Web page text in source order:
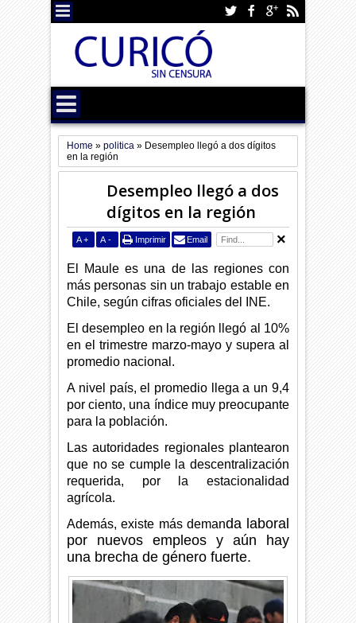
Home »politica » Desempleo llegó a dos dígitos
en la región
Desempleo llegó a dos
dígitos en la región
A + A - Imprimir Email
El Maule es una de las regiones con
más personas sin un trabajo estable en
Chile, según cifras oficiales del INE.
El desempleo en la región llegó al 10%
en el trimestre marzo-mayo y supera al
promedio nacional.
A nivel país, el promedio llega a un 9,4
por ciento, una índice muy preocupante
para la población.
Las autoridades regionales plantearon
que no se cumple la descentralización
requerida, por la estacionalidad
agrícola.
Además, existe más demanda laboral
por nuevos empleos y aún hay
una brecha de género fuerte.